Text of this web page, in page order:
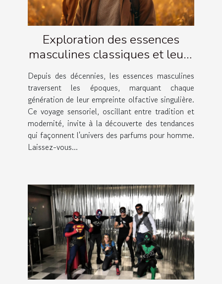
Exploration des essences
masculines classiques et leurs
évolutions
Depuis des décennies, les essences masculines
traversent les époques, marquant chaque
génération de leur empreinte olfactive singulière.
Ce voyage sensoriel, oscillant entre tradition et
modernité, invite à la découverte des tendances
qui façonnent l'univers des parfums pour homme.
Laissez-vous...